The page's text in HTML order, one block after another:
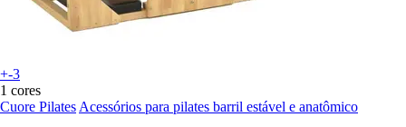
+-3
1 cores
Cuore Pilates Acessórios para pilates barril estável e anatômico